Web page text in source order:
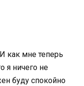
как мне теперь
я ничего не
буду спокойно